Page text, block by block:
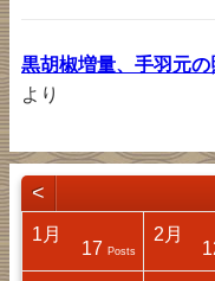
黒胡椒増量、手羽元の
より
<
1月
17 Posts
2月